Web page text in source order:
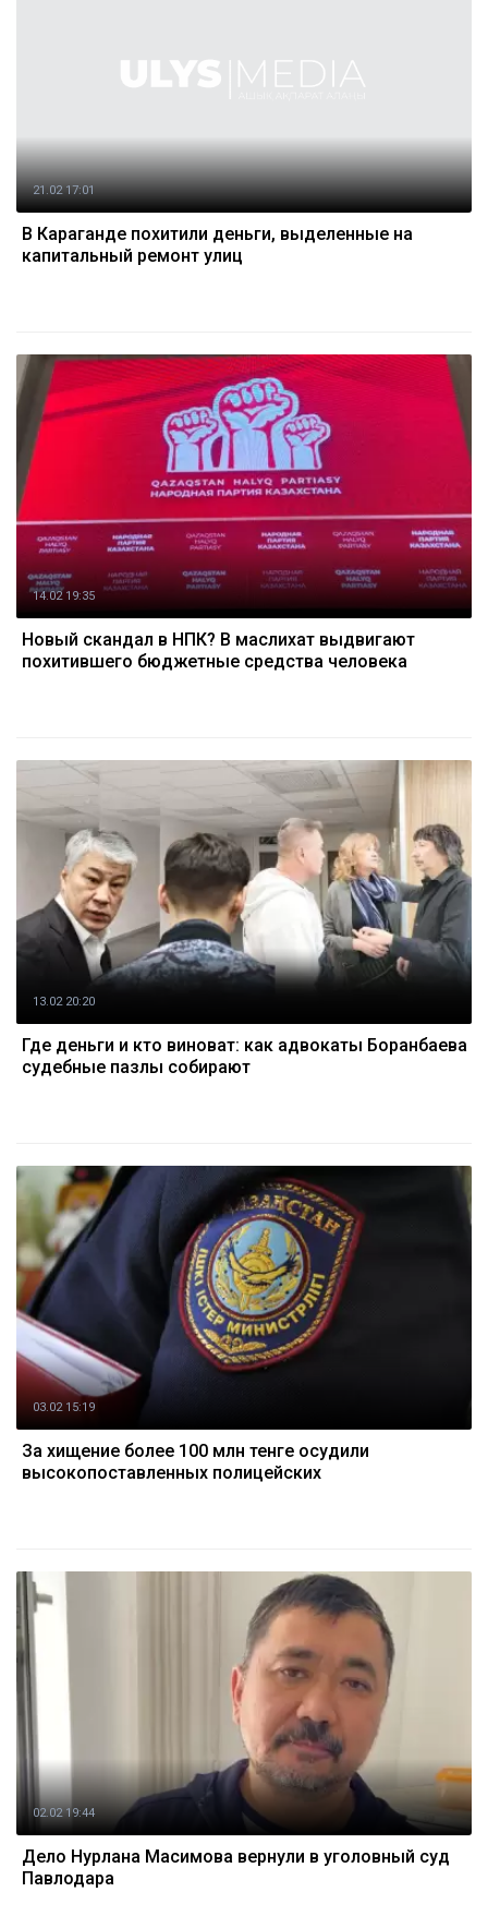
21.02 17:01
В Караганде похитили деньги, выделенные на
капитальный ремонт улиц
14.02 19:35
Новый скандал в НПК? В маслихат выдвигают
похитившего бюджетные средства человека
13.02 20:20
Где деньги и кто виноват: как адвокаты Боранбаева
судебные пазлы собирают
03.02 15:19
За хищение более 100 млн тенге осудили
высокопоставленных полицейских
02.02 19:44
Дело Нурлана Масимова вернули в уголовный суд
Павлодара